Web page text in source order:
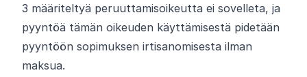
3 määriteltyä peruuttamisoikeutta ei sovelleta, ja
pyyntöä tämän oikeuden käyttämisestä pidetään
pyyntöön sopimuksen irtisanomisesta ilman
maksua.